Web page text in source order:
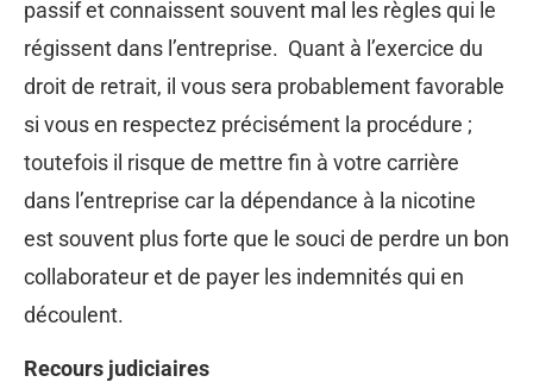
passif et connaissent souvent mal les règles qui le
régissent dans l’entreprise. Quant à l’exercice du
droit de retrait, il vous sera probablement favorable
si vous en respectez précisément la procédure ;
toutefois il risque de mettre fin à votre carrière
dans l’entreprise car la dépendance à la nicotine
est souvent plus forte que le souci de perdre un bon
collaborateur et de payer les indemnités qui en
découlent.
Recours judiciaires